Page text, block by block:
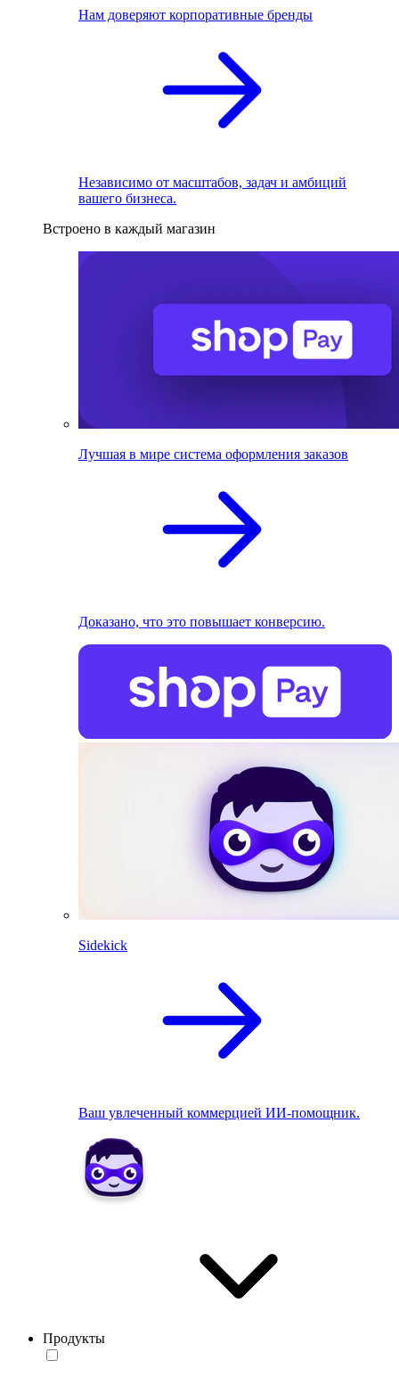
Нам доверяют корпоративные бренды
Независимо от масштабов, задач и амбиций
вашего бизнеса.
Встроено в каждый магазин
Лучшая в мире система оформления заказов
Доказано, что это повышает конверсию.
Sidekick
Ваш увлеченный коммерцией ИИ-помощник.
Продукты